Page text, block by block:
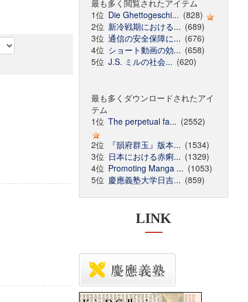
最も多く閲覧されたアイテム
1位 Die Ghettogeschi... (828)
2位 新冷戦期における... (689)
3位 通信の安全保障に... (676)
4位 ショート動画の効... (658)
5位 J.S. ミルの社会... (620)
最も多くダウンロードされたアイ
テム
1位 The perpetual fa... (2552)
2位
『韻府群玉』版本... (1534)
3位 日本における赤痢... (1329)
4位 Promoting Manga ... (1053)
5位 慶應義塾大学日吉... (859)
LINK